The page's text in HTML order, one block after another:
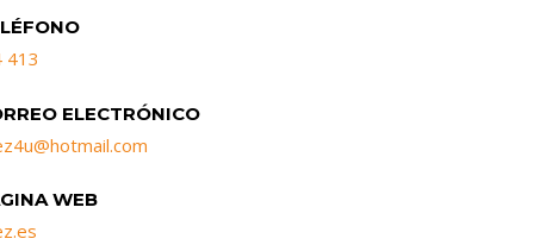
413
ELECTRÓNICO
WEB